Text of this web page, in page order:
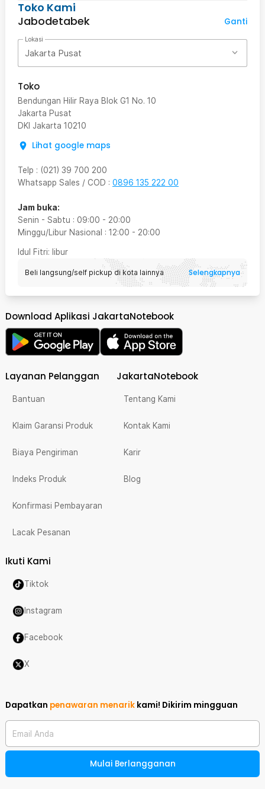
Toko Kami
Jabodetabek
Ganti
Lokasi
Jakarta Pusat
Toko
Bendungan Hilir Raya Blok G1 No. 10
Jakarta Pusat
DKI Jakarta 10210
Lihat google maps
Telp : (021) 39 700 200
Whatsapp Sales / COD : 0896 135 222 00
Jam buka:
Senin - Sabtu : 09:00 - 20:00
Minggu/Libur Nasional : 12:00 - 20:00
Idul Fitri: libur
Beli langsung/self pickup di kota lainnya Selengkapnya
Download Aplikasi JakartaNotebook
Layanan Pelanggan
Bantuan
Klaim Garansi Produk
Biaya Pengiriman
Indeks Produk
Konfirmasi Pembayaran
Lacak Pesanan
JakartaNotebook
Tentang Kami
Kontak Kami
Karir
Blog
Ikuti Kami
Tiktok
Instagram
Facebook
X
Dapatkan penawaran menarik kami! Dikirim mingguan
Email Anda
Mulai Berlangganan